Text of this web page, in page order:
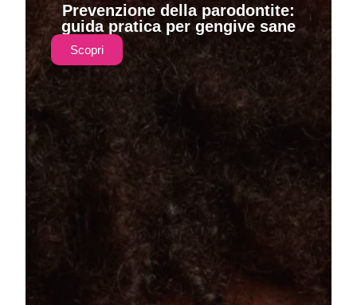
Prevenzione della parodontite:
guida pratica per gengive sane
Scopri